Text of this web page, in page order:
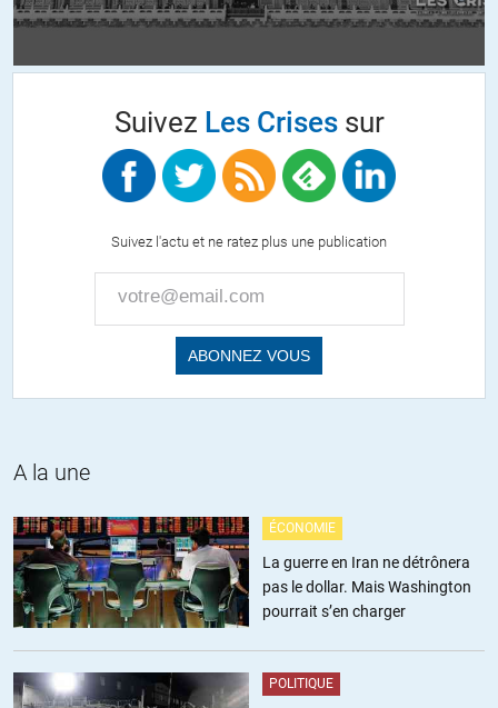
Suivez Les Crisessur
Suivez l'actu et ne ratez plus une publication
A la une
ÉCONOMIE
La guerre en Iran ne détrônera
pas le dollar. Mais Washington
pourrait s’en charger
POLITIQUE